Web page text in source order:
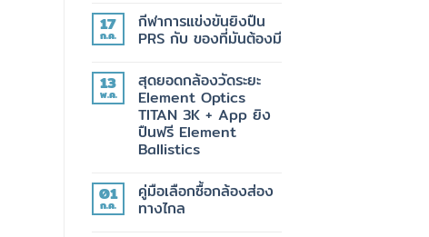
ความ
เห็น
บน
รู้
เครื่อง
วัด
ลม
และ
สภาพ
อากาศ
Vortex
17
ก.ค.
กีฬาการแข่งขันยิงปืน
PRS กับ ของที่มันต้องมี
เห็น
บน
กีฬา
การ
แข่งขัน
ยิง
ปืน
ของ
ที่
มัน
13
พ.ค.
สุดยอดกล้องวัดระยะ
Element Optics
TITAN 3K + App ยิง
ปืนฟรี Element
Ballistics
ความ
เห็น
บน
สุด
01
ก.ค.
คู่มือเลือกซื้อกล้องส่อง
ทางไกล